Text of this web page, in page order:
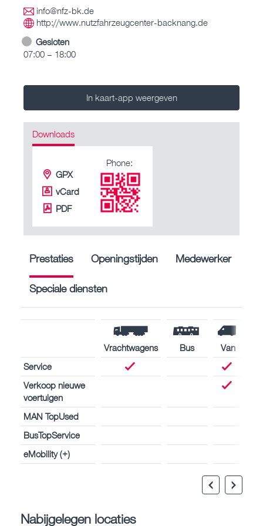
info@nfz-bk.de
http://www.nutzfahrzeugcenter-backnang.de
Gesloten
07:00 – 18:00
In kaart-app weergeven
Downloads
GPX
vCard
PDF
Phone:
Prestaties Openingstijden Medewerker
Speciale diensten
Vrachtwagens Bus
Van
Service
Verkoop nieuwe
voertuigen
MAN TopUsed
BusTopService
eMobility (+)
Nabijgelegen locaties